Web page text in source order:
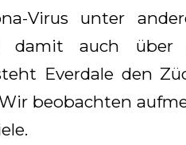
Virus unter
damit auch über
Everdale den
beobachten